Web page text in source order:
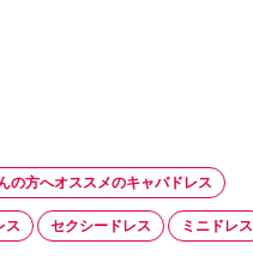
の方へオススメのキャバドレス
ス セクシードレス ミニドレス